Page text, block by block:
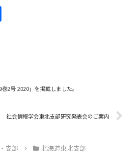
2号 2020」を掲載しました。
社会情報学会東北支部研究発表会のご案内
支部 北海道東北支部